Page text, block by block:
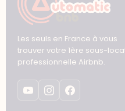
Les seuls en France à vous
trouver votre 1ère sous-
professionnelle Airbnb.